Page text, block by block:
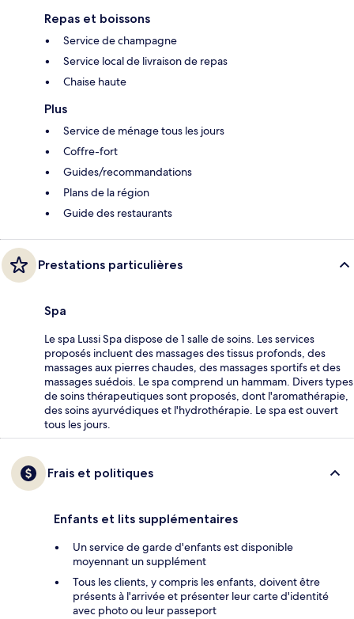
Repas et boissons
Service de champagne
Service local de livraison de repas
Chaise haute
Plus
Service de ménage tous les jours
Coffre-fort
Guides/recommandations
Plans de la région
Guide des restaurants
Prestations particulières
Spa
Le spa Lussi Spa dispose de 1 salle de soins. Les services
proposés incluent des massages des tissus profonds, des
massages aux pierres chaudes, des massages sportifs et des
massages suédois. Le spa comprend un hammam. Divers types
de soins thérapeutiques sont proposés, dont l'aromathérapie,
des soins ayurvédiques et l'hydrothérapie. Le spa est ouvert
tous les jours.
Frais et politiques
Enfants et lits supplémentaires
Un service de garde d'enfants est disponible
moyennant un supplément
Tous les clients, y compris les enfants, doivent être
présents à l'arrivée et présenter leur carte d'identité
avec photo ou leur passeport